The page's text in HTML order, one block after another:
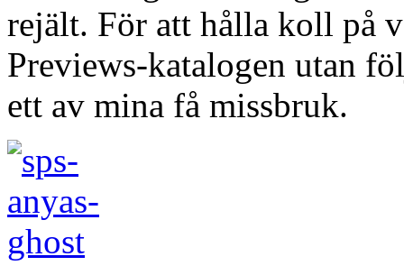
rejält. För att hålla koll på
Previews-katalogen utan
ett av mina få missbruk.